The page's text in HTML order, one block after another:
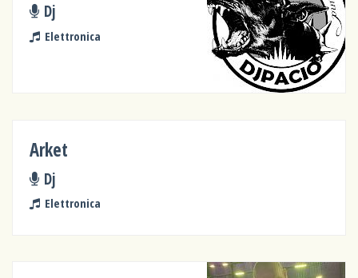
Dj
Elettronica
Arket
Dj
Elettronica